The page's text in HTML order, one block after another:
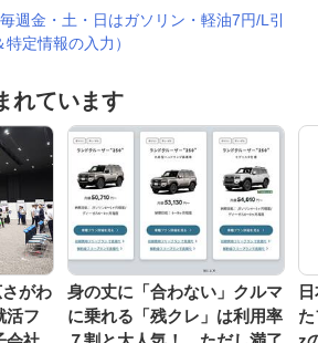
週金・土・日はガソリン・軽油7円/L引
定情報の入力）
れています
がわ
活フ
身の丈に「合わない」クルマ
に乗れる「残クレ」は利用率